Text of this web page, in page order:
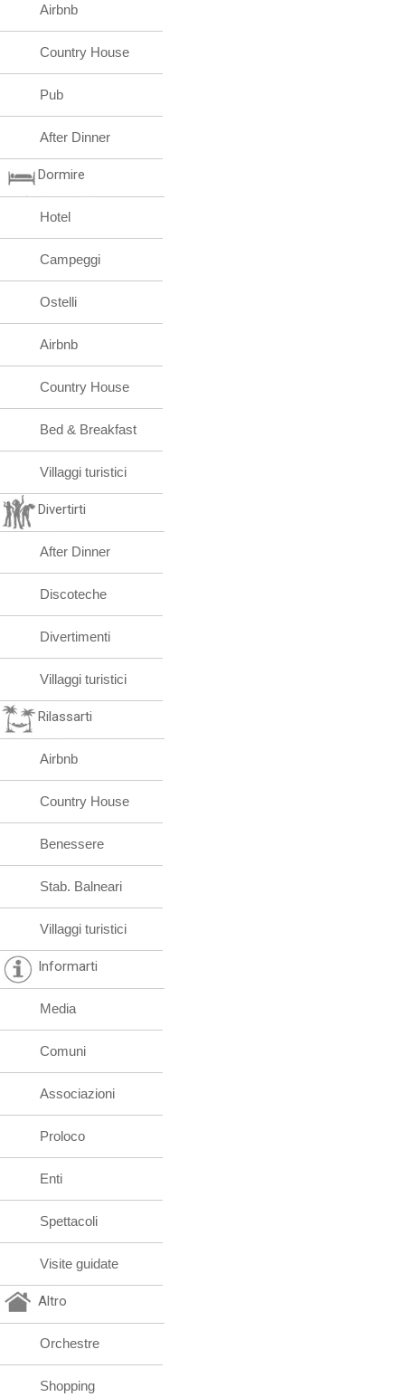
Airbnb
Country House
Pub
After Dinner
Dormire
Hotel
Campeggi
Ostelli
Airbnb
Country House
Bed & Breakfast
Villaggi turistici
Divertirti
After Dinner
Discoteche
Divertimenti
Villaggi turistici
Rilassarti
Airbnb
Country House
Benessere
Stab. Balneari
Villaggi turistici
Informarti
Media
Comuni
Associazioni
Proloco
Enti
Spettacoli
Visite guidate
Altro
Orchestre
Shopping